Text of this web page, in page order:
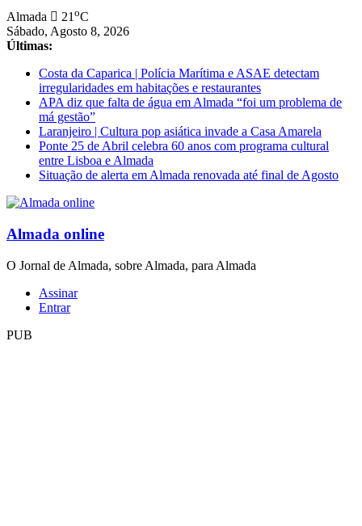
Saltar
para
conteúdo
Almada 21 oC
Sábado, Agosto 8, 2026
Últimas:
Costa da Caparica | Polícia Marítima e ASAE detectam
irregularidades em habitações e restaurantes
APA diz que falta de água em Almada “foi um problema de
má gestão”
Laranjeiro | Cultura pop asiática invade a Casa Amarela
Ponte 25 de Abril celebra 60 anos com programa cultural
entre Lisboa e Almada
Situação de alerta em Almada renovada até final de Agosto
Almada online
O Jornal de Almada, sobre Almada, para Almada
Assinar
Entrar
PUB